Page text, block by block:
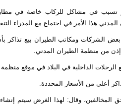
تسبب في مشاكل للركاب خاصة في
هذا الأمر في اجتماع مع المدراء
إذن من منظمة الطيران المدني.
الداخلية في البلاد في موقع
أعلى من الأسعار المحددة.
المخالفين، وقال: لهذا الغرض سيتم